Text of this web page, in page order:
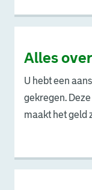
Alles
U hebt een
gekregen.
maakt het geld